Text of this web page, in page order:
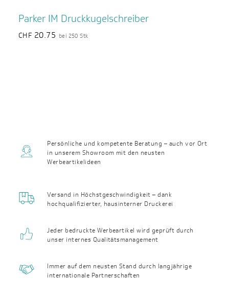
Parker IM Druckkugelschreiber
CHF 20.75 bei 250 Stk
Persönliche und kompetente Beratung – auch vor Ort
in unserem Showroom mit den neusten
Werbeartikelideen
Versand in Höchst­geschwin­digkeit – dank
hochqualifizierter, haus­interner Druckerei
Jeder bedruckte Werbeartikel wird geprüft durch
unser internes Qualitäts­management
Immer auf dem neusten Stand durch langjährige
internationale Partnerschaften